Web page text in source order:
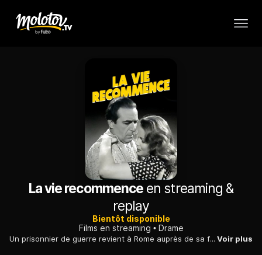
La vie recommence en streaming &
replay
Bientôt disponible
Films en streaming
Drame
Un prisonnier de guerre revient à Rome auprès de sa femme. Peu de temps après, celle-ci disparaît. Inquiet, le mari la recherche dans toute la ville. Voir plus